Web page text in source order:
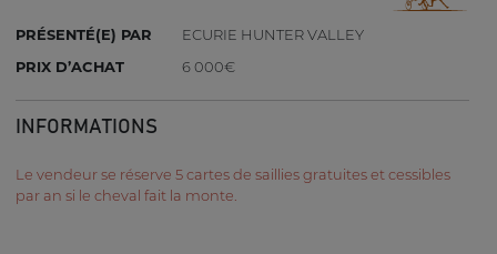
PRÉSENTÉ(E) PAR
ECURIE HUNTER VALLEY
PRIX D’ACHAT
6 000€
INFORMATIONS
Le vendeur se réserve 5 cartes de saillies gratuites et cessibles
par an si le cheval fait la monte.